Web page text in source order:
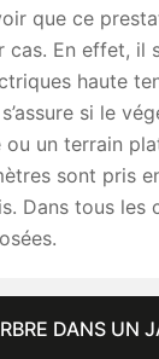
que ce
cas. En effet, il
haute
si le
ou un terrain
sont pris
Dans tous les
DANS UN